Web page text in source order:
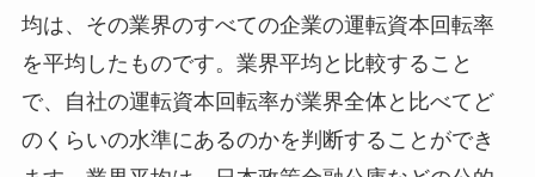
均は、その業界のすべての企業の運転資本回転率
を平均したものです。業界平均と比較すること
で、自社の運転資本回転率が業界全体と比べてど
のくらいの水準にあるのかを判断することができ